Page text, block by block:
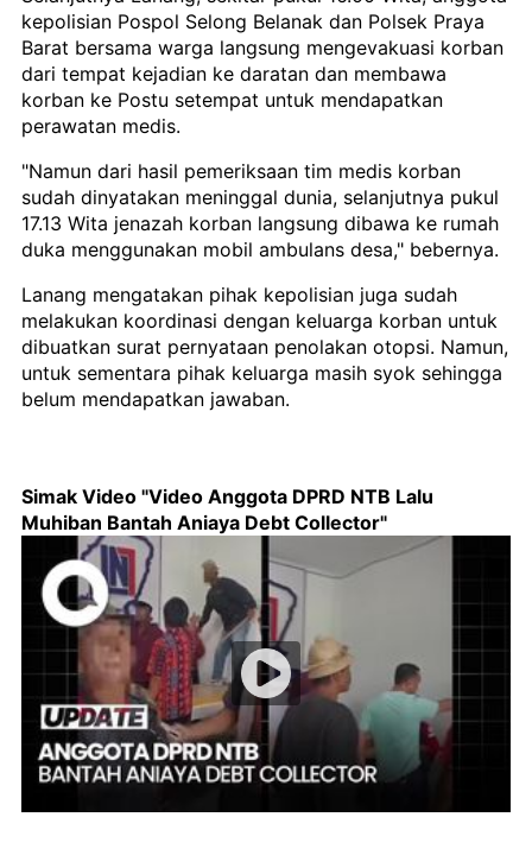
kepolisian Pospol Selong Belanak dan Polsek Praya
Barat bersama warga langsung mengevakuasi korban
dari tempat kejadian ke daratan dan membawa
korban ke Postu setempat untuk mendapatkan
perawatan medis.
"Namun dari hasil pemeriksaan tim medis korban
sudah dinyatakan meninggal dunia, selanjutnya pukul
17.13 Wita jenazah korban langsung dibawa ke rumah
duka menggunakan mobil ambulans desa," bebernya.
Lanang mengatakan pihak kepolisian juga sudah
melakukan koordinasi dengan keluarga korban untuk
dibuatkan surat pernyataan penolakan otopsi. Namun,
untuk sementara pihak keluarga masih syok sehingga
belum mendapatkan jawaban.
Simak Video "Video Anggota DPRD NTB Lalu
Muhiban Bantah Aniaya Debt Collector"